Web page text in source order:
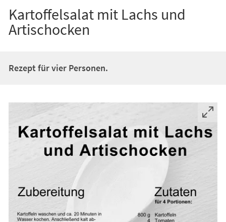
Kartoffelsalat mit Lachs und
Artischocken
Rezept für vier Personen.